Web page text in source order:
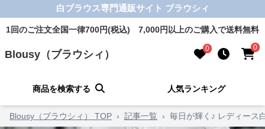
白ブラウス専門通販サイト ブラウシィ
1回のご注文全国一律700円(税込) 7,000円以上のご購入で送料無料
Blousy（ブラウシィ） 0 0
商品を検索する 人気ランキング
Blousy（ブラウシィ） TOP › 記事一覧 › 毎日が輝く♪ レディース